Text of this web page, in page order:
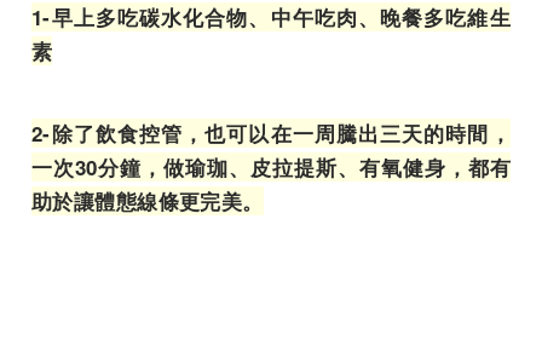
1-早上多吃碳水化合物、中午吃肉、晚餐多吃維生
素
2-除了飲食控管，也可以在一周騰出三天的時間，
一次30分鐘，做瑜珈、皮拉提斯、有氧健身，都有
助於讓體態線條更完美。